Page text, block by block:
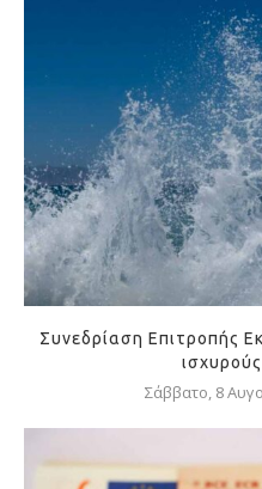
Συνεδρίαση Επιτροπής
Σάββατο, 8